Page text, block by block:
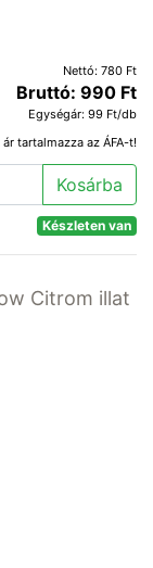
Nettó: 780 Ft
Bruttó: 990 Ft
Egységár: 99 Ft/db
ár tartalmazza az ÁFA-t!
Kosárba
Készleten van
Citrom illat